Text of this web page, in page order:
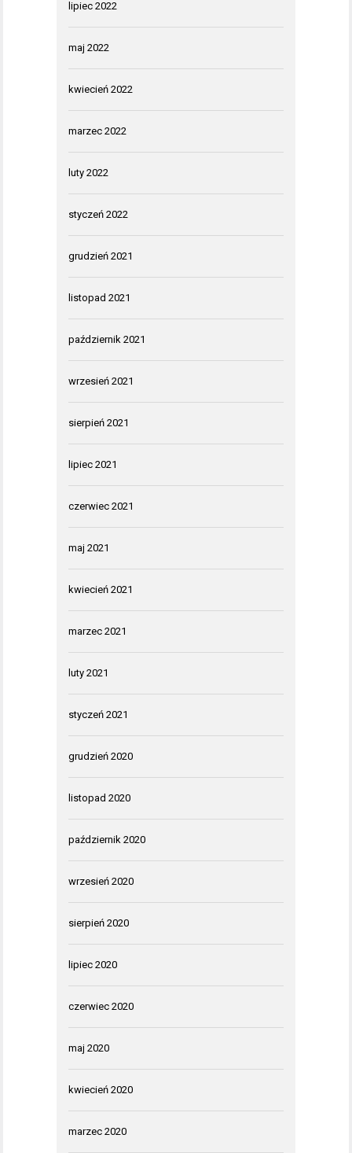
lipiec 2022
maj 2022
kwiecień 2022
marzec 2022
luty 2022
styczeń 2022
grudzień 2021
listopad 2021
październik 2021
wrzesień 2021
sierpień 2021
lipiec 2021
czerwiec 2021
maj 2021
kwiecień 2021
marzec 2021
luty 2021
styczeń 2021
grudzień 2020
listopad 2020
październik 2020
wrzesień 2020
sierpień 2020
lipiec 2020
czerwiec 2020
maj 2020
kwiecień 2020
marzec 2020